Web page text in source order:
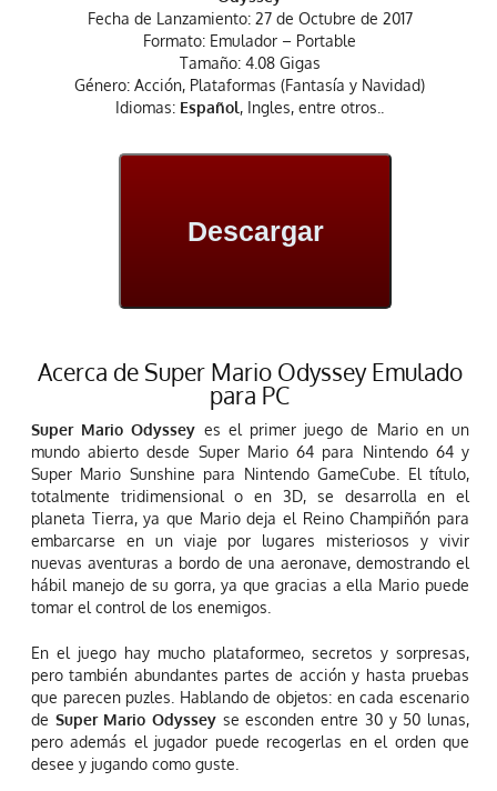
Fecha de Lanzamiento: 27 de Octubre de 2017
Formato: Emulador – Portable
Tamaño: 4.08 Gigas
Género: Acción, Plataformas (Fantasía y Navidad)
Idiomas: Español, Ingles, entre otros..
Descargar
Acerca de Super Mario Odyssey Emulado
para PC
Super Mario Odyssey es el primer juego de Mario en un
mundo abierto desde Super Mario 64 para Nintendo 64 y
Super Mario Sunshine para Nintendo GameCube. El título,
totalmente tridimensional o en 3D, se desarrolla en el
planeta Tierra, ya que Mario deja el Reino Champiñón para
embarcarse en un viaje por lugares misteriosos y vivir
nuevas aventuras a bordo de una aeronave, demostrando el
hábil manejo de su gorra, ya que gracias a ella Mario puede
tomar el control de los enemigos.
En el juego hay mucho plataformeo, secretos y sorpresas,
pero también abundantes partes de acción y hasta pruebas
que parecen puzles. Hablando de objetos: en cada escenario
de Super Mario Odyssey se esconden entre 30 y 50 lunas,
pero además el jugador puede recogerlas en el orden que
desee y jugando como guste.